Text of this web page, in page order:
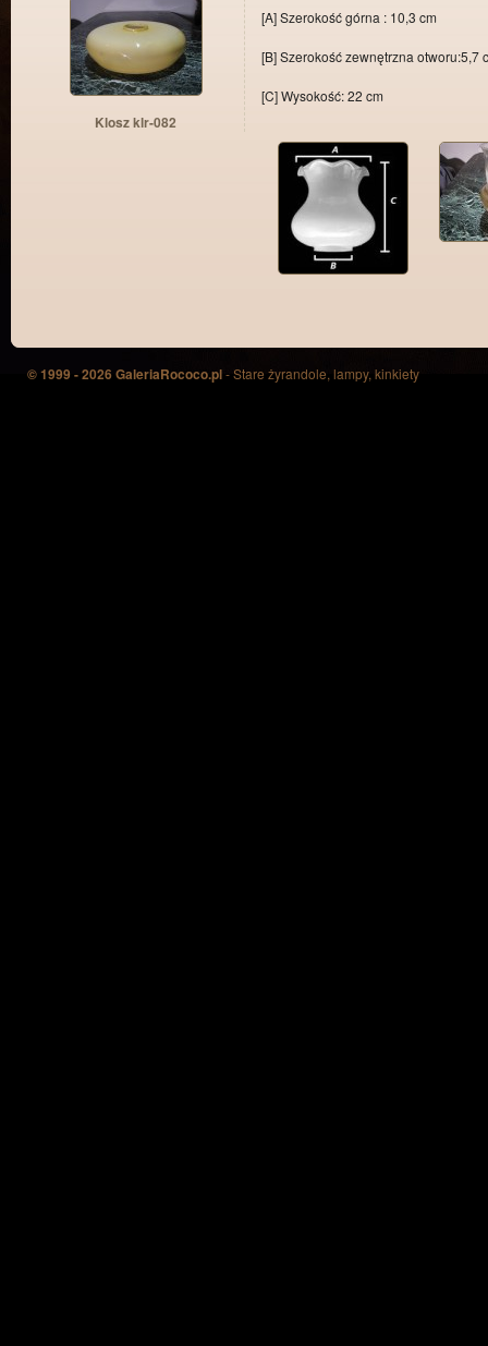
Klosz klr-082
[A] Szerokość górna : 10,3 cm
[B] Szerokość zewnętrzna otworu:5,7
[C] Wysokość: 22 cm
© 1999 - 2026 GaleriaRococo.pl- Stare żyrandole, lampy, kinkiety